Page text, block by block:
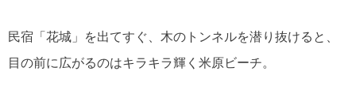
民宿「花城」を出てすぐ、木のトンネルを潜り抜けると、
目の前に広がるのはキラキラ輝く米原ビーチ。